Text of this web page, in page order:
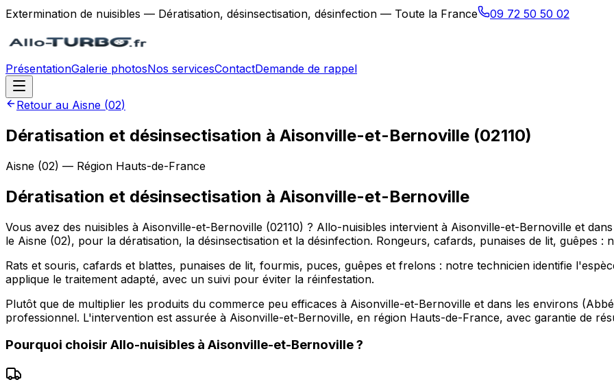
Extermination de nuisibles — Dératisation, désinsectisation, désinfection — Toute la France 09 72 50 50 02
PrésentationGalerie photosNos servicesContactDemande de rappel
Retour au Aisne (02)
Dératisation et désinsectisation à Aisonville-et-Bernoville (02110)
Aisne (02) — Région Hauts-de-France
Dératisation et désinsectisation à Aisonville-et-Bernoville
Vous avez des nuisibles à Aisonville-et-Bernoville (02110) ? Allo-nuisibles intervient à Aisonville-et-Bernoville et
le Aisne (02), pour la dératisation, la désinsectisation et la désinfection. Rongeurs, cafards, punaises de lit, guêpes :
Rats et souris, cafards et blattes, punaises de lit, fourmis, puces, guêpes et frelons : notre technicien identifie
applique le traitement adapté, avec un suivi pour éviter la réinfestation.
Plutôt que de multiplier les produits du commerce peu efficaces à Aisonville-et-Bernoville et dans les environs
professionnel. L'intervention est assurée à Aisonville-et-Bernoville, en région Hauts-de-France, avec garantie de
Pourquoi choisir Allo-nuisibles à Aisonville-et-Bernoville?